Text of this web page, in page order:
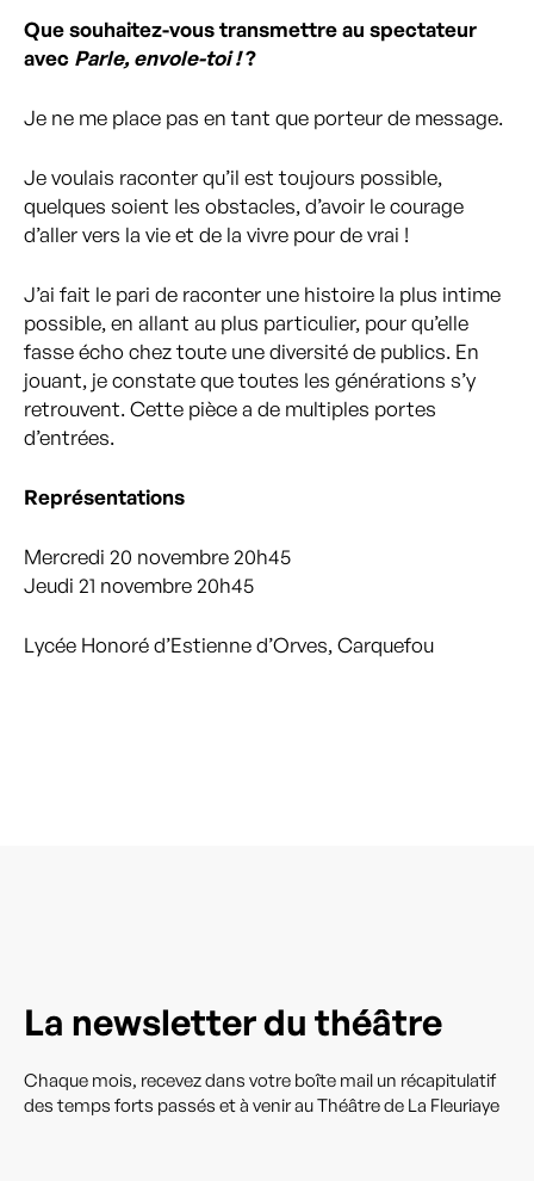
Que souhaitez-vous transmettre au spectateur
avec Parle, envole-toi !?
Je ne me place pas en tant que porteur de message.
Je voulais raconter qu’il est toujours possible,
quelques soient les obstacles, d’avoir le courage
d’aller vers la vie et de la vivre pour de vrai !
J’ai fait le pari de raconter une histoire la plus intime
possible, en allant au plus particulier, pour qu’elle
fasse écho chez toute une diversité de publics. En
jouant, je constate que toutes les générations s’y
retrouvent. Cette pièce a de multiples portes
d’entrées.
Représentations
Mercredi 20 novembre 20h45
Jeudi 21 novembre 20h45
Lycée Honoré d’Estienne d’Orves, Carquefou
La newsletter du théâtre
Chaque mois, recevez dans votre boîte mail un récapitulatif
des temps forts passés et à venir au Théâtre de La Fleuriaye